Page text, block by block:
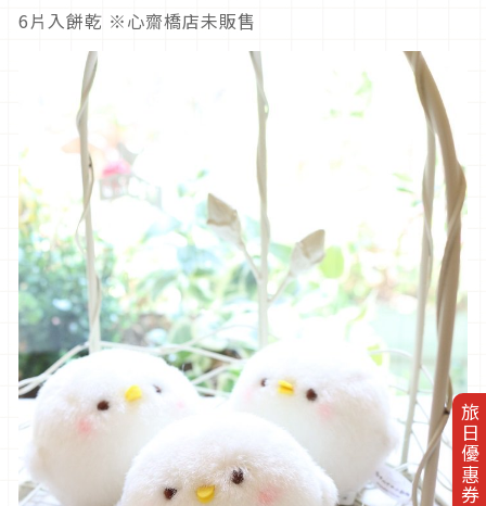
旅日優惠券
6片入餅乾 ※心齋橋店未販售